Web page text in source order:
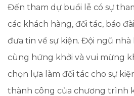
Đến tham dự buổi lễ có sự
các khách hàng, đối tác, báo
đưa tin về sự kiện. Đội ngũ
cùng hứng khởi và vui mừng
chọn lựa làm đối tác cho sự
thành công của chương trình